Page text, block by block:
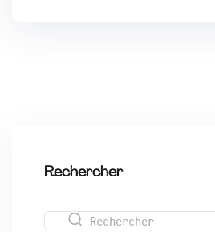
Rechercher